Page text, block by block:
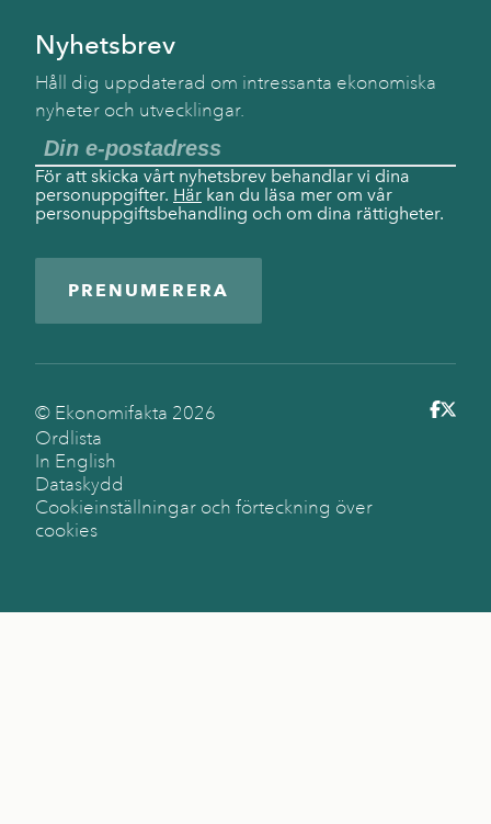
Nyhetsbrev
Håll dig uppdaterad om intressanta ekonomiska
nyheter och utvecklingar.
För att skicka vårt nyhetsbrev behandlar vi dina
personuppgifter. Här kan du läsa mer om vår
personuppgiftsbehandling och om dina rättigheter.
PRENUMERERA
© Ekonomifakta 2026
Ordlista
In English
Dataskydd
Cookieinställningar och förteckning över
cookies